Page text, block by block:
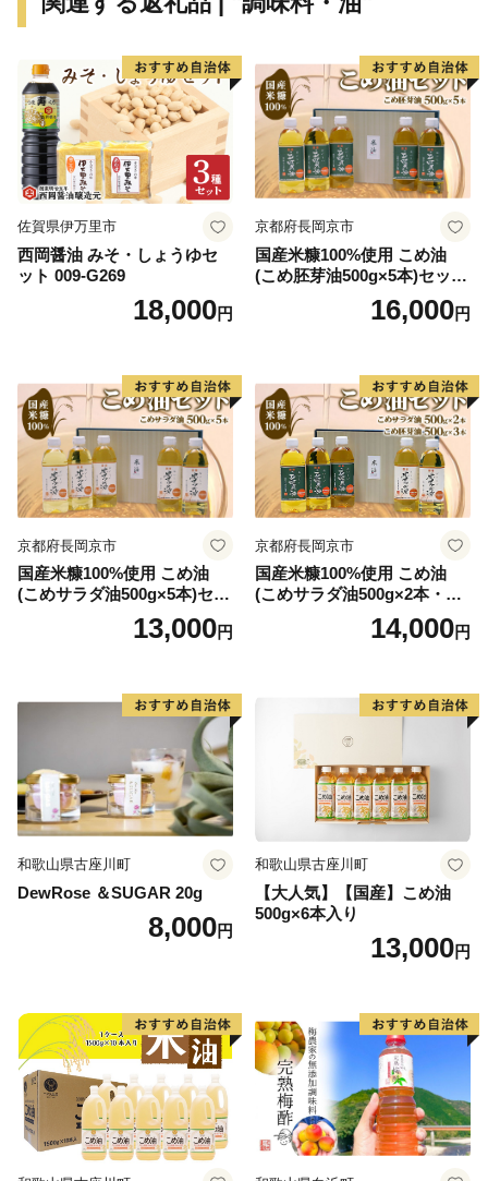
佐賀県伊万里市
西岡醤油 みそ・しょうゆセ
ット 009-G269
18,000円
京都府長岡京市
国産米糠100%使用 こめ油
(こめ胚芽油500g×5本)セット
16,000円
京都府長岡京市
国産米糠100%使用 こめ油
(こめサラダ油500g×5本)セッ
13,000円
京都府長岡京市
国産米糠100%使用 こめ油
(こめサラダ油500g×2本・こ
め胚芽油500g×3本)セット [1
14,000円
和歌山県古座川町
DewRose ＆SUGAR 20g
8,000円
和歌山県古座川町
【大人気】【国産】こめ油
500g×6本入り
13,000円